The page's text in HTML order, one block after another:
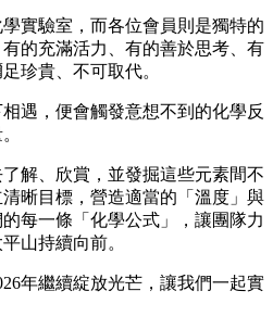
實驗室，而各位會員則是獨特的
的充滿活力、有的善於思考、有
珍貴、不可取代。
遇，便會觸發意想不到的化學反
解、欣賞，並發掘這些元素間不
晰目標，營造適當的「溫度」與
每一條「化學公式」，讓團隊力
山持續向前。
年繼續綻放光芒，讓我們一起實